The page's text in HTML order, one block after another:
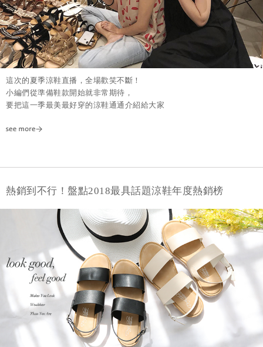
這次的夏季涼鞋直播，全場歡笑不斷！
小編們從準備鞋款開始就非常期待，
要把這一季最美最好穿的涼鞋通通介紹給大家
熱銷到不行！盤點2018最具話題涼鞋年度熱銷榜